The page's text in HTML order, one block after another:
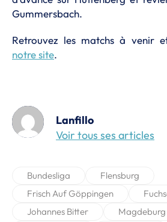
Gummersbach.
Retrouvez les matchs à venir
notre site.
Lanfillo
Voir tous ses articles
Bundesliga
Flensburg
Frisch Auf Göppingen
Johannes Bitter
Magdeburg